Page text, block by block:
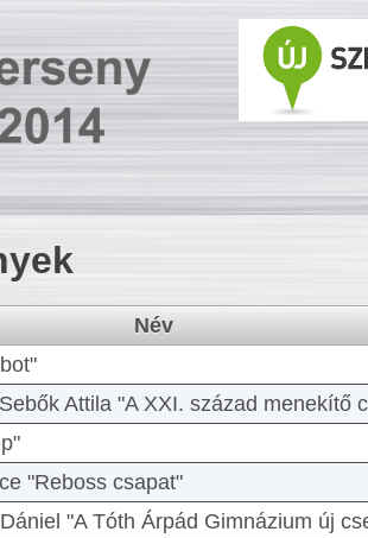
Név
Attila "A XXI. század menekítő
"Reboss csapat"
"A Tóth Árpád Gimnázium új